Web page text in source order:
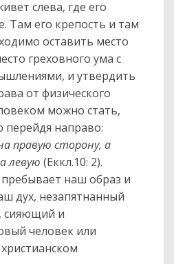
слева, где его
Там его крепость и там
оставить место
греховного ума с
и утвердить
от физического
можно стать,
перейдя направо:
правую сторону, а
левую (Еккл.10: 2).
наш образ и
дух, незапятнанный
сияющий и
человек или